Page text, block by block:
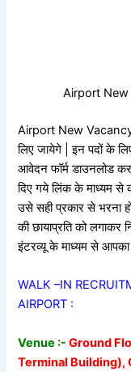
Airport
Airport New
लिए जायेगे | इन पदों के
आवेदन फॉर्म डाउनलोड
दिए गये लिंक के माध्यम
उसे सही प्रकार से भरना
की छायाप्रति को लगाकर
इंटरव्यू के माध्यम से आपका
WALK –IN
AIRPORT :
Venue :- Ground
Terminal Building),